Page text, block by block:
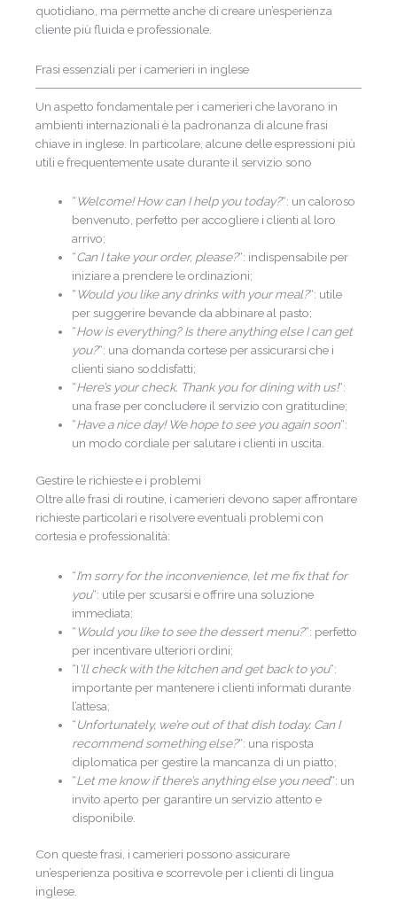
quotidiano, ma permette anche di creare un’esperienza
cliente più fluida e professionale.
Frasi essenziali per i camerieri in inglese
Un aspetto fondamentale per i camerieri che lavorano in
ambienti internazionali è la padronanza di alcune frasi
chiave in inglese. In particolare, alcune delle espressioni più
utili e frequentemente usate durante il servizio sono
“Welcome! How can I help you today?“: un caloroso
benvenuto, perfetto per accogliere i clienti al loro
arrivo;
“Can I take your order, please?“: indispensabile per
iniziare a prendere le ordinazioni;
“Would you like any drinks with your meal?“: utile
per suggerire bevande da abbinare al pasto;
“How is everything? Is there anything else I can get
you?“: una domanda cortese per assicurarsi che i
clienti siano soddisfatti;
“Here’s your check. Thank you for dining with us!“:
una frase per concludere il servizio con gratitudine;
“Have a nice day! We hope to see you again soon“:
un modo cordiale per salutare i clienti in uscita.
Gestire le richieste e i problemi
Oltre alle frasi di routine, i camerieri devono saper affrontare
richieste particolari e risolvere eventuali problemi con
cortesia e professionalità:
“I’m sorry for the inconvenience, let me fix that for
you“: utile per scusarsi e offrire una soluzione
immediata;
“Would you like to see the dessert menu?“: perfetto
per incentivare ulteriori ordini;
“I‘ll check with the kitchen and get back to you“:
importante per mantenere i clienti informati durante
l’attesa;
“Unfortunately, we’re out of that dish today. Can I
recommend something else?“: una risposta
diplomatica per gestire la mancanza di un piatto;
“Let me know if there’s anything else you need“: un
invito aperto per garantire un servizio attento e
disponibile.
Con queste frasi, i camerieri possono assicurare
un’esperienza positiva e scorrevole per i clienti di lingua
inglese.